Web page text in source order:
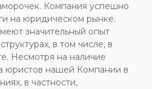
Компания успешно
на юридическом рынке.
значительный опыт
в том числе, в
Несмотря на наличие
юристов нашей Компании в
в частности,